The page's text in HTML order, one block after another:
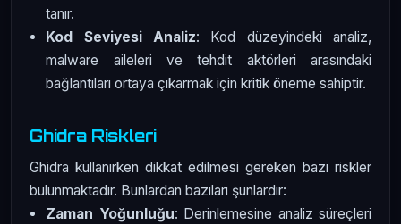
tanır.
Kod Seviyesi Analiz: Kod düzeyindeki analiz,
malware aileleri ve tehdit aktörleri arasındaki
bağlantıları ortaya çıkarmak için kritik öneme sahiptir.
Ghidra Riskleri
Ghidra kullanırken dikkat edilmesi gereken bazı riskler
bulunmaktadır. Bunlardan bazıları şunlardır:
Zaman Yoğunluğu: Derinlemesine analiz süreçleri